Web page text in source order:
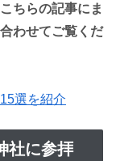
ちらの記事にま
わせてご覧くだ
選を紹介
社に参拝